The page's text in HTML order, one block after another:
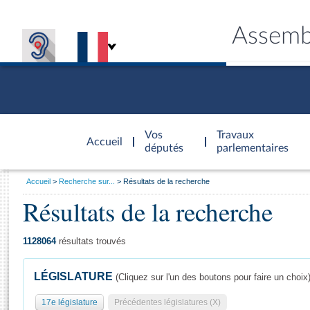
Accueil
d'accueil
Vos
députés
Travaux
parlementaires
Général
Vous
Accueil Recherche sur... Résultats de la recherche
Résultats de la recherche
1128064résultats trouvés
LÉGISLATURE (Cliquez sur l'un des boutons pour faire un choix)
17e législature Précédentes législatures (X)